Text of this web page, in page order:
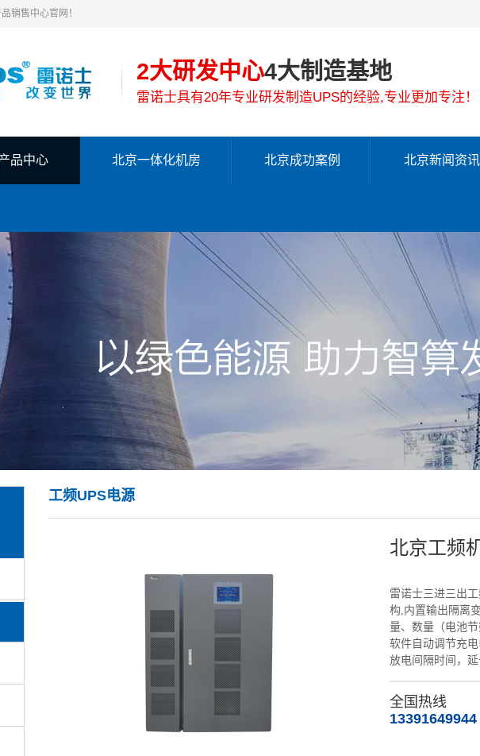
销售中心官网！
2大研发中心4大制造基地
雷诺士具有20年专业研发制造UPS的经验,专业更加专注！
品中心 北京一体化机房 北京成功案例 北京新闻资讯
工频UPS电源
北京工频
雷诺士三进三出
构,内置输出隔离
量、数量（电池
软件自动调节充
放电间隔时间，
全国热线
13391649944